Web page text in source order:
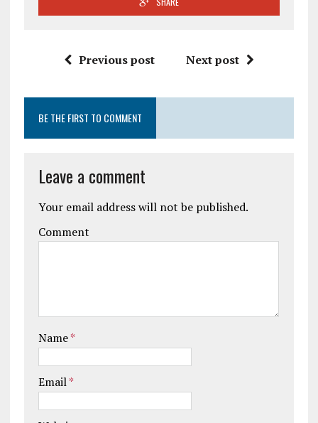
Previous post Next post
BE THE FIRST TO COMMENT
Leave a comment
Your email address will not be published.
Comment
Name*
Email*